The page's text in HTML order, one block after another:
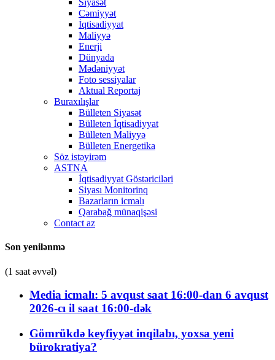
Siyasət
Cəmiyyət
İqtisadiyyat
Maliyyə
Enerji
Dünyada
Mədəniyyət
Foto sessiyalar
Aktual Reportaj
Buraxılışlar
Bülleten Siyasət
Bülleten İqtisadiyyat
Bülleten Maliyyə
Bülleten Energetika
Söz istəyirəm
ASTNA
İqtisadiyyat Göstəriciləri
Siyası Monitorinq
Bazarların icmalı
Qarabağ münaqişəsi
Contact az
Son yenilənmə
(1 saat əvvəl)
Media icmalı: 5 avqust saat 16:00-dan 6 avqust
2026-cı il saat 16:00-dək
Gömrükdə keyfiyyət inqilabı, yoxsa yeni
bürokratiya?